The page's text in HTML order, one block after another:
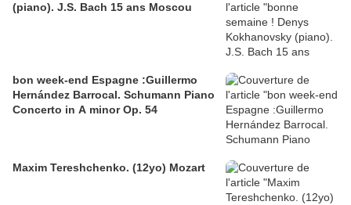
(piano). J.S. Bach 15 ans Moscou
bon week-end Espagne :Guillermo
Hernández Barrocal. Schumann Piano
Concerto in A minor Op. 54
Maxim Tereshchenko. (12yo) Mozart